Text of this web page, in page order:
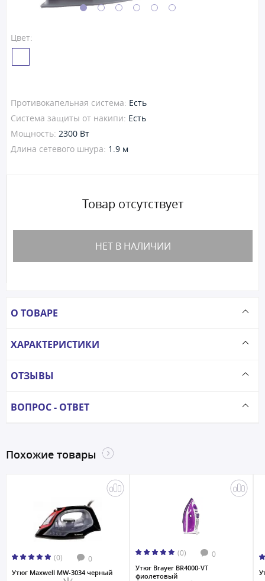
Цвет:
Противокапельная система: Есть
Система защиты от накипи: Есть
Мощность: 2300 Вт
Длина сетевого шнура: 1.9 м
Товар отсутствует
НЕТ В НАЛИЧИИ
О ТОВАРЕ
ХАРАКТЕРИСТИКИ
ОТЗЫВЫ
ВОПРОС - ОТВЕТ
Похожие товары
(0) 0
Утюг Maxwell MW-3034 черный
(0) 0
Утюг Brayer BR4000-VT
фиолетовый